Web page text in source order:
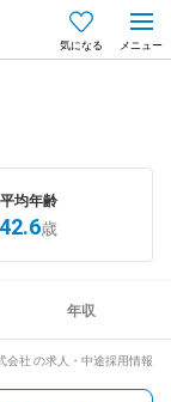
気になる
利用される方へ
平均年齢
42.6歳
年収
会社 の求人・中途採用情報